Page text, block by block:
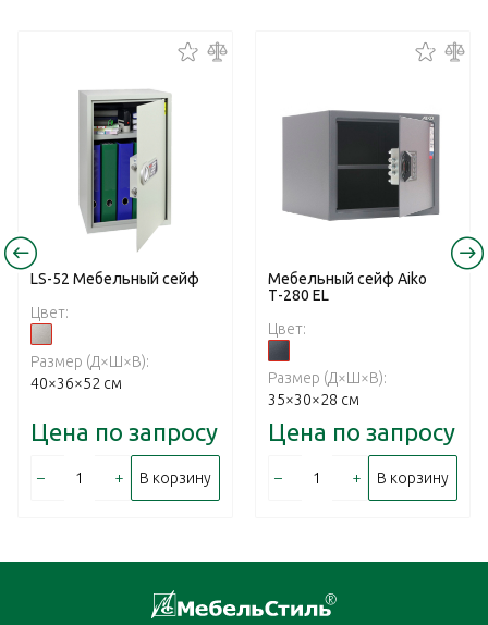
LS-52 Mебельный cейф
Цвет:
Размер (Д×Ш×В):
40×36×52 см
Цена по запросу
– + В корзину
Мебельный сейф Aiko
Т-280 EL
Цвет:
Размер (Д×Ш×В):
35×30×28 см
Цена по запросу
– + В корзину